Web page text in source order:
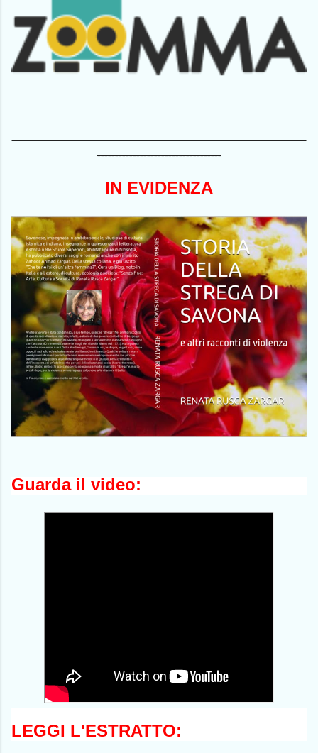
-----------------------------------------------------------------------------------
-----------------------------------
IN EVIDENZA
Guarda il video:
LEGGI L'ESTRATTO: